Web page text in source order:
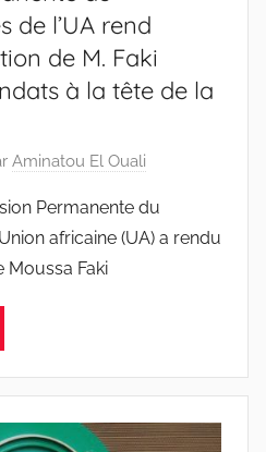
de l’UA rend
de M. Faki
à la tête de la
Aminatou El Ouali
Permanente du
africaine (UA) a rendu
Moussa Faki